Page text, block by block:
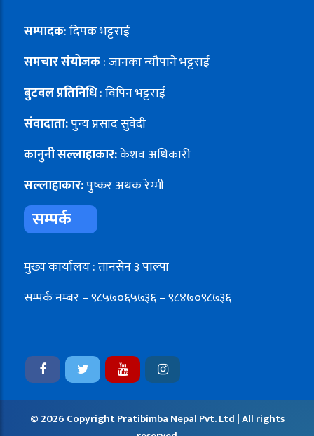
सम्पादक: दिपक भट्टराई
समचार संयोजक: जानका न्यौपाने भट्टराई
बुटवल प्रतिनिधि: विपिन भट्टराई
संवादाता:पुन्य प्रसाद सुवेदी
कानुनी सल्लाहाकार:केशव अधिकारी
सल्लाहाकार:पुष्कर अथक रेग्मी
सम्पर्क
मुख्य कार्यालय : तानसेन ३ पाल्पा
सम्पर्क नम्बर – ९८५७०६५७३६ – ९८४७०९८७३६
© 2026 Copyright Pratibimba Nepal Pvt. Ltd | All rights